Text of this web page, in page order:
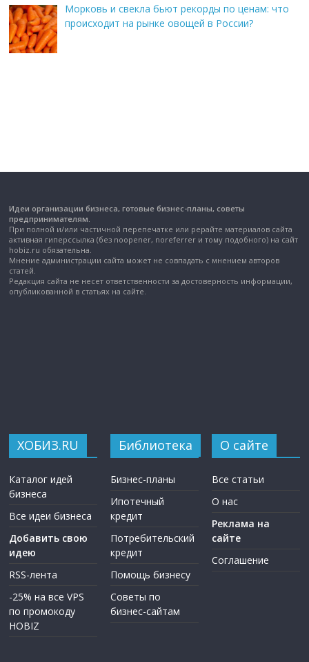
Морковь и свекла бьют рекорды по ценам: что
происходит на рынке овощей в России?
Идеи организации бизнеса, готовые бизнес-планы, советы
предпринимателям.
При полной и/или частичной перепечатке или рерайте материалов сайта
активная гиперссылка (без noopener, noreferrer и тому подобного) на сайт
hobiz.ru обязательна.
Мнение администрации сайта может не совпадать с мнением авторов
статей.
Редакция сайта не несет ответственности за достоверность информации,
опубликованной в статьях на сайте.
ХОБИЗ.RU
Каталог идей
бизнеса
Все идеи бизнеса
Добавить свою
идею
RSS-лента
-25% на все VPS
по промокоду
HOBIZ
Библиотека
Бизнес-планы
Ипотечный
кредит
Потребительский
кредит
Помощь бизнесу
Советы по
бизнес-сайтам
О сайте
Все статьи
О нас
Реклама на
сайте
Соглашение